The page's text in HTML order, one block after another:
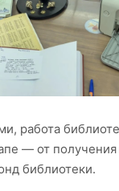
работа
— от получения
библиотеки.